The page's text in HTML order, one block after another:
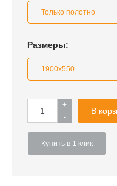
Только полотно
Размеры:
1900x550
+
-
В
Купить в 1 клик